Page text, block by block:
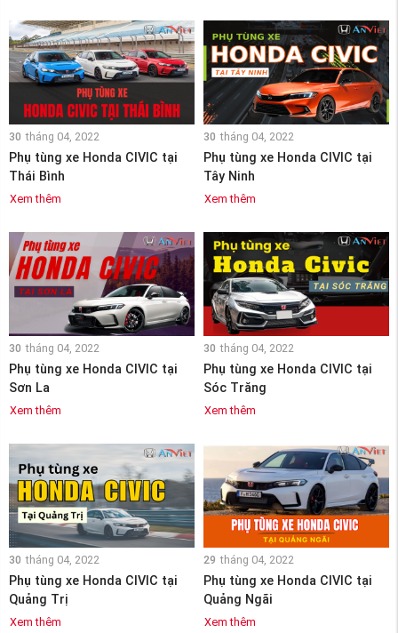
30 tháng 04, 2022
Phụ tùng xe Honda CIVIC tại
Thái Bình
Xem thêm
30 tháng 04, 2022
Phụ tùng xe Honda CIVIC tại
Tây Ninh
Xem thêm
30 tháng 04, 2022
Phụ tùng xe Honda CIVIC tại
Sơn La
Xem thêm
30 tháng 04, 2022
Phụ tùng xe Honda CIVIC tại
Sóc Trăng
Xem thêm
30 tháng 04, 2022
Phụ tùng xe Honda CIVIC tại
Quảng Trị
Xem thêm
29 tháng 04, 2022
Phụ tùng xe Honda CIVIC tại
Quảng Ngãi
Xem thêm